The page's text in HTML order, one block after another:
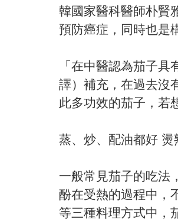
韓國家醫科醫師朴賢
預防癌症，同時也是
「在中醫認為茄子
譯）補充，在過去沒
此多功效的茄子，若
蒸、炒、配油都好 燙
一般常見茄子的吃法
酚在受熱的過程中，
等三種料理方式中，